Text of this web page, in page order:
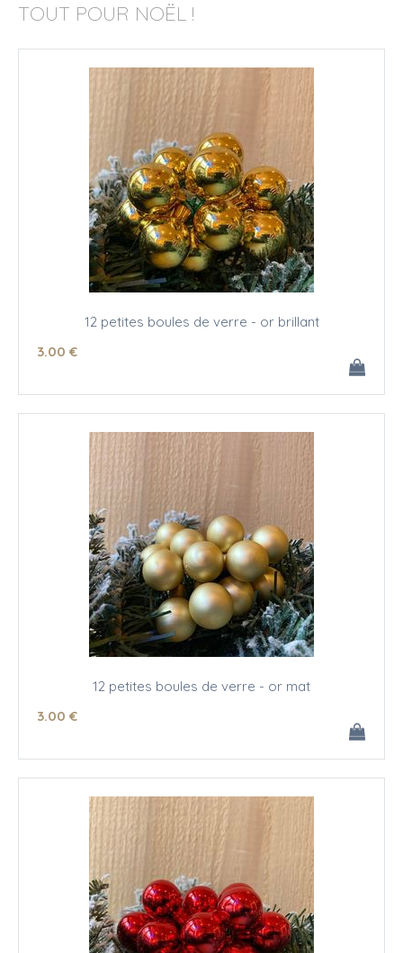
TOUT POUR NOËL !
12 petites boules de verre - or brillant
3.00 €
12 petites boules de verre - or mat
3.00 €